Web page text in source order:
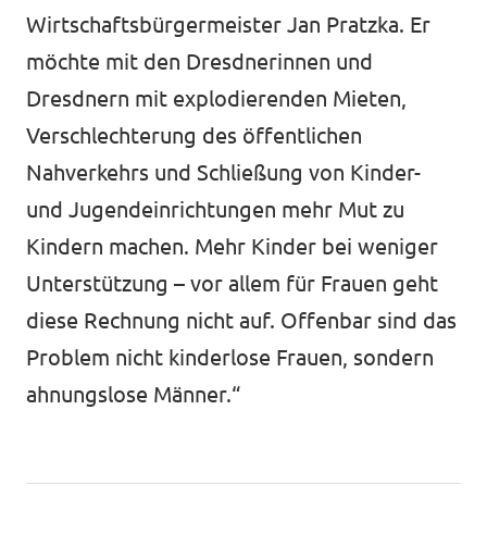
Wirtschaftsbürgermeister Jan Pratzka. Er
möchte mit den Dresdnerinnen und
Dresdnern mit explodierenden Mieten,
Verschlechterung des öffentlichen
Nahverkehrs und Schließung von Kinder-
und Jugendeinrichtungen mehr Mut zu
Kindern machen. Mehr Kinder bei weniger
Unterstützung – vor allem für Frauen geht
diese Rechnung nicht auf. Offenbar sind das
Problem nicht kinderlose Frauen, sondern
ahnungslose Männer.“